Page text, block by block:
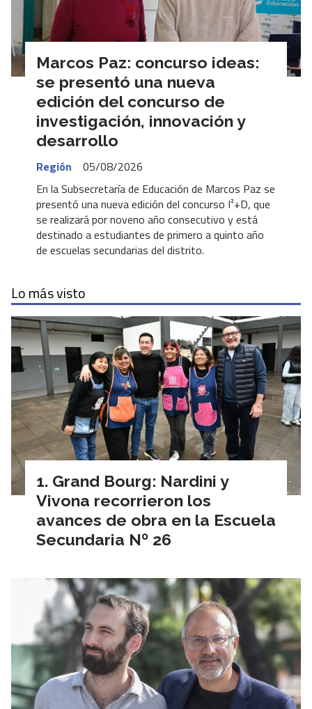
Marcos Paz: concurso ideas:
se presentó una nueva
edición del concurso de
investigación, innovación y
desarrollo
Región
05/08/2026
En la Subsecretaría de Educación de Marcos Paz se
presentó una nueva edición del concurso I²+D, que
se realizará por noveno año consecutivo y está
destinado a estudiantes de primero a quinto año
de escuelas secundarias del distrito.
Lo más visto
Grand Bourg: Nardini y
Vivona recorrieron los
avances de obra en la Escuela
Secundaria Nº 26